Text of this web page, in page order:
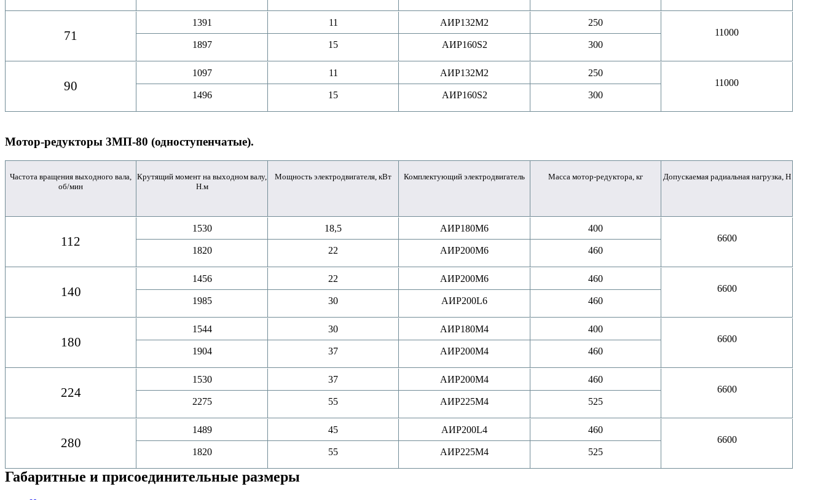
71
1391
1897
11
15
АИР132M2
АИР160S2
250
300
11000
90
1097
1496
11
15
АИР132M2
АИР160S2
250
300
11000
Мотор-редукторы 3МП-80 (одноступенчатые).
Частота вращения выходного вала,
об/мин
Крутящий момент на выходном валу,
Н.м
Мощность электродвигателя, кВт Комплектующий электродвигатель Масса мотор-редуктора, кг Допускаемая радиальная нагрузка, Н
112
1530
1820
18,5
22
АИР180M6
АИР200M6
400
460
6600
140
1456
1985
22
30
АИР200M6
АИР200L6
460
460
6600
180
1544
1904
30
37
АИР180M4
АИР200M4
400
460
6600
224
1530
2275
37
55
АИР200M4
АИР225M4
460
525
6600
280
1489
1820
45
55
АИР200L4
АИР225M4
460
525
6600
Габаритные и присоединительные размеры